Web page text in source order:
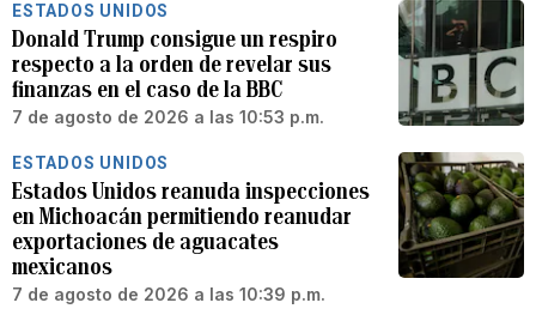
ESTADOS UNIDOS
Donald Trump consigue un respiro
respecto a la orden de revelar sus
finanzas en el caso de la BBC
7 de agosto de 2026 a las 10:53 p.m.
ESTADOS UNIDOS
Estados Unidos reanuda inspecciones
en Michoacán permitiendo reanudar
exportaciones de aguacates
mexicanos
7 de agosto de 2026 a las 10:39 p.m.